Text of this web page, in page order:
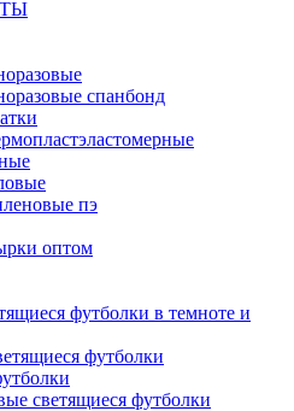
спанбонд
пэ
оптом
футболки в темноте и
футболки
светящиеся футболки